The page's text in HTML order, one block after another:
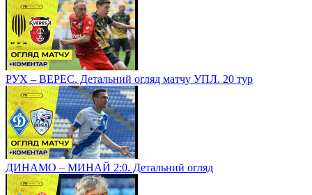
РУХ – ВЕРЕС. Детальний огляд матчу УПЛ. 20 тур
ДИНАМО – МИНАЙ 2:0. Детальний огляд